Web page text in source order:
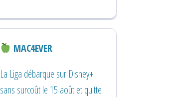
MAC4EVER
La Liga débarque sur Disney+
sans surcoût le 15 août et quitte